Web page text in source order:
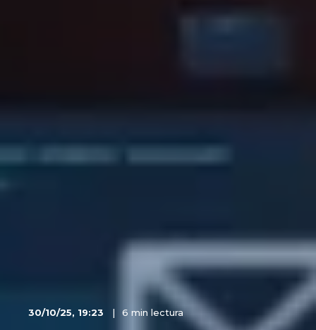
30/10/25, 19:23 6 min lectura